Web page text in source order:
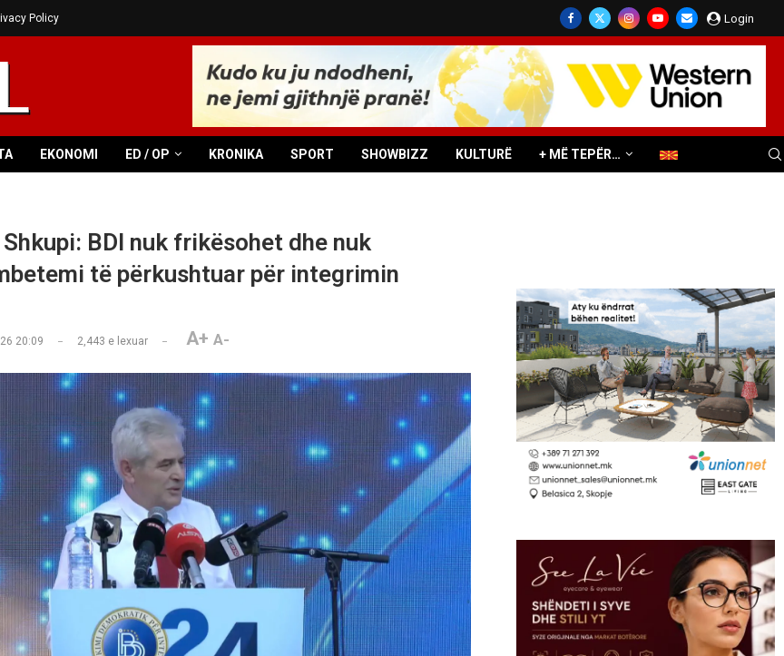
Policy Login
EKONOMI ED / OP KRONIKA SPORT SHOWBIZZ KULTURË + MË TEPËR…
BDI nuk frikësohet dhe nuk
të përkushtuar për integrimin
20:09 2,443 e lexuar A+ A-